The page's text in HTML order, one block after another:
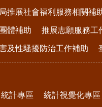
推展社會福利服務相關補
體補助 推展志願服務工
及性騷擾防治工作補助
統計專區 統計視覺化專區